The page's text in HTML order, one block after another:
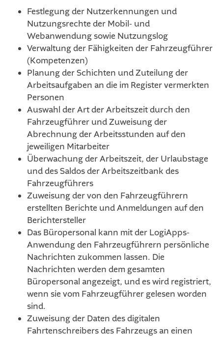
Festlegung der Nutzerkennungen und
Nutzungsrechte der Mobil- und
Webanwendung sowie Nutzungslog
Verwaltung der Fähigkeiten der Fahrzeugführer
(Kompetenzen)
Planung der Schichten und Zuteilung der
Arbeitsaufgaben an die im Register vermerkten
Personen
Auswahl der Art der Arbeitszeit durch den
Fahrzeugführer und Zuweisung der
Abrechnung der Arbeitsstunden auf den
jeweiligen Mitarbeiter
Überwachung der Arbeitszeit, der Urlaubstage
und des Saldos der Arbeitszeitbank des
Fahrzeugführers
Zuweisung der von den Fahrzeugführern
erstellten Berichte und Anmeldungen auf den
Berichtersteller
Das Büropersonal kann mit der LogiApps-
Anwendung den Fahrzeugführern persönliche
Nachrichten zukommen lassen. Die
Nachrichten werden dem gesamten
Büropersonal angezeigt, und es wird registriert,
wenn sie vom Fahrzeugführer gelesen worden
sind.
Zuweisung der Daten des digitalen
Fahrtenschreibers des Fahrzeugs an einen